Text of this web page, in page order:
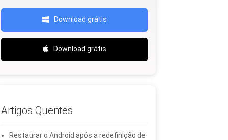
Download grátis
Download grátis
Artigos Quentes
Restaurar o Android após a redefinição de